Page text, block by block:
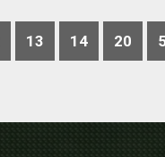
13 14 20